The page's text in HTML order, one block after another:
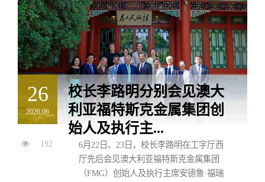
26
2026.06
192
校长李路明分别会见澳大
利亚福特斯克金属集团创
始人及执行主...
6月22日、23日，校长李路明在工字厅西
厅先后会见澳大利亚福特斯克金属集团
（FMG）创始人及执行主席安德鲁·福瑞